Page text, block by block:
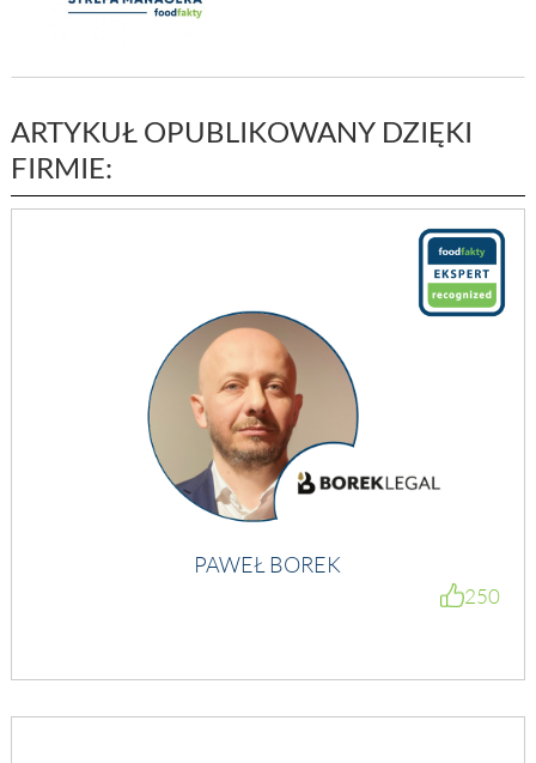
ARTYKUŁ OPUBLIKOWANY DZIĘKI
FIRMIE:
PAWEŁ BOREK
250